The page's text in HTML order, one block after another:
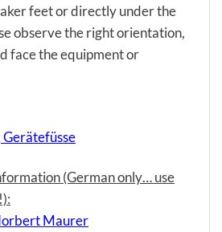
feet or directly under the
observe the right orientation,
face the equipment or
Gerätefüsse
(German only… use
Maurer